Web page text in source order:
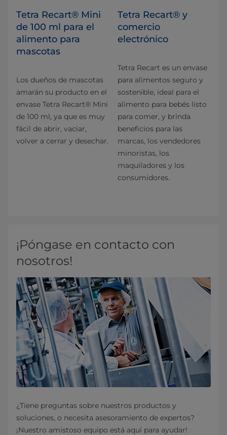
Tetra Recart® Mini
de 100 ml para el
alimento para
mascotas
Los dueños de mascotas
amarán su producto en el
envase Tetra Recart® Mini
de 100 ml, ya que es muy
fácil de abrir, vaciar,
volver a cerrar y desechar.
Tetra Recart® y
comercio
electrónico
Tetra Recart es un envase
para alimentos seguro y
sostenible, ideal para el
alimento para bebés listo
para comer, y brinda
beneficios para las
marcas, los vendedores
minoristas, los
maquiladores y los
consumidores.
¡Póngase en contacto con
nosotros!
¿Tiene preguntas sobre nuestros productos y
soluciones, o necesita asesoramiento de expertos?
¡Nuestro amistoso equipo está aquí para ayudar!